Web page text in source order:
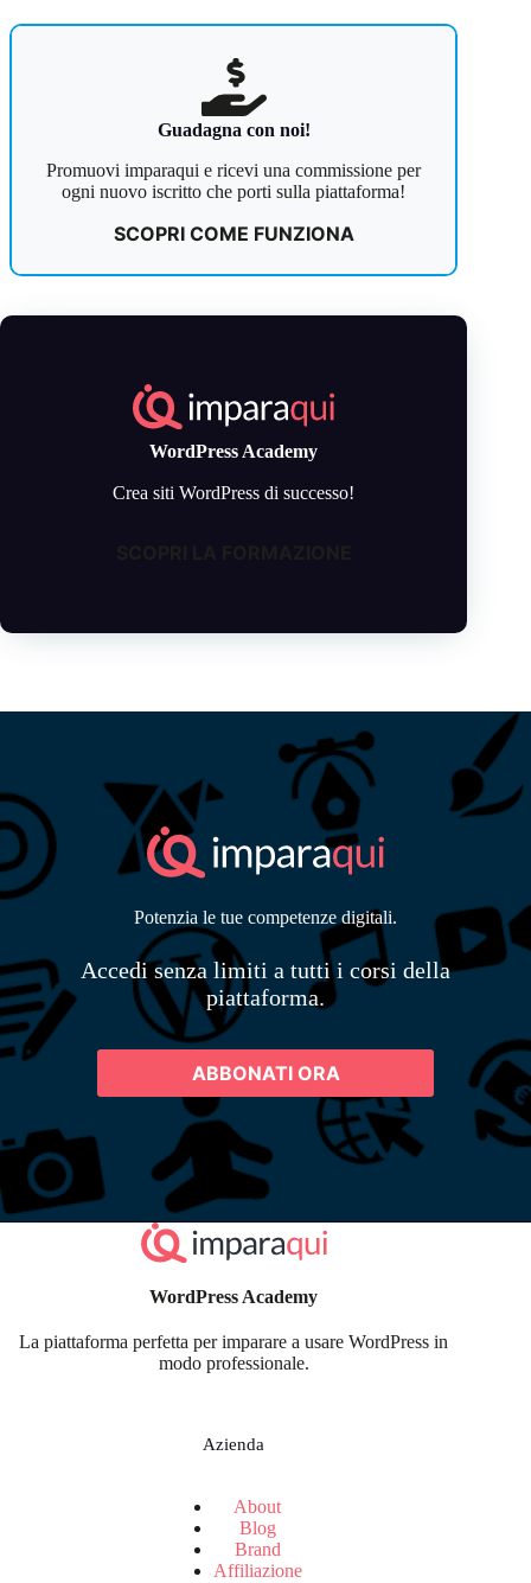
Guadagna con noi!
Promuovi imparaqui e ricevi una commissione per
ogni nuovo iscritto che porti sulla piattaforma!
SCOPRI COME FUNZIONA
WordPress Academy
Crea siti WordPress di successo!
Potenzia le tue competenze digitali.
Accedi senza limiti a tutti i corsi della
piattaforma.
ABBONATI ORA
WordPress Academy
La piattaforma perfetta per imparare a usare WordPress in
modo professionale.
Azienda
About
Blog
Brand
Affiliazione